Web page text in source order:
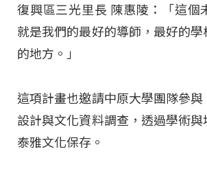
復興區三光里長 陳惠陵：「這個
就是我們的最好的導師，最好的
的地方。」
這項計畫也邀請中原大學團隊參
設計與文化資料調查，透過學術
泰雅文化保存。